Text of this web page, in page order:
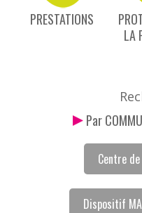
PRESTATIONS
LA
Par
Centre de
Dispositif